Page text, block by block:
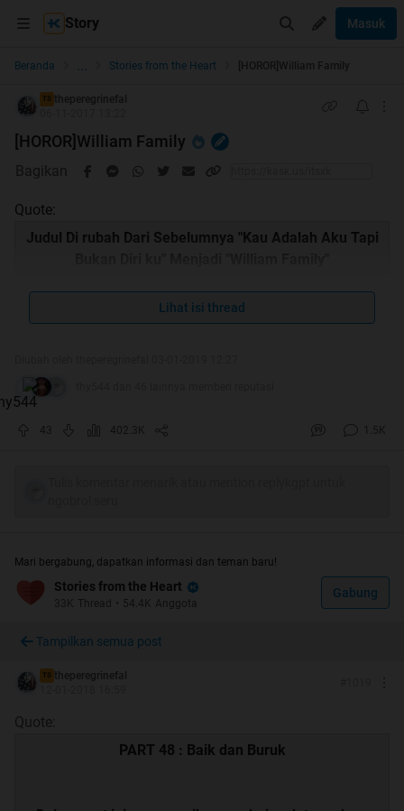
Story Masuk
Beranda ... Stories from the Heart [HOROR]William Family
TS
theperegrinefal
[HOROR]William Family
Bagikan
Quote:
Judul Di rubah Dari Sebelumnya "Kau Adalah Aku Tapi
Lihat isi thread
43 402.3K 1.5K
Mari bergabung, dapatkan informasi dan teman baru!
Stories from the Heart
33K Thread • 54.4K Anggota
Gabung
Tampilkan semua post
TS theperegrinefal
Quote:
PART 48 : Baik dan Buruk